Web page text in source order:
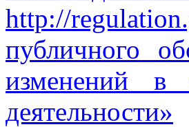
http://
публичного
изменений в
деятельности»